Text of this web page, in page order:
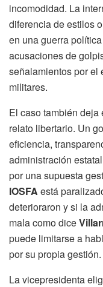
incomodidad. La
diferencia de estilos
en una guerra
acusaciones de
señalamientos por el
militares.
El caso también
relato libertario. Un
eficiencia,
administración
por una supuesta
IOSFA está
deterioraron y si la
mala como dice
puede limitarse a
por su propia gestión.
La vicepresidenta